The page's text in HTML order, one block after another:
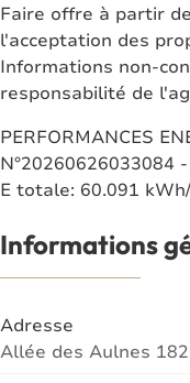
Faire offre à partir
l'acceptation des
Informations non-
responsabilité de
PERFORMANCES
N°20260626033084
E totale: 60.091
Informations
Adresse
Allée des Aulnes